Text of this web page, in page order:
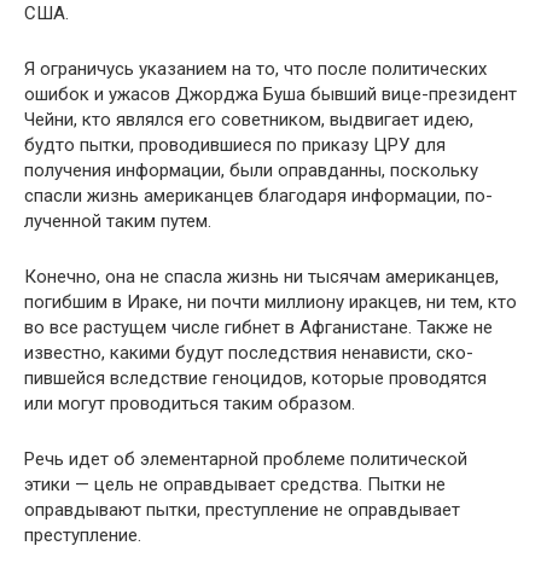
США.
Я ограничусь указанием на то, что после политиче­ских
ошибок и ужасов Джорджа Буша бывший вице-пре­зидент
Чейни, кто являлся его советником, выдвигает идею,
будто пытки, проводившиеся по приказу ЦРУ для
получения информации, были оправданны, поскольку
спасли жизнь американцев благодаря информации, по­
лученной таким путем.
Конечно, она не спасла жизнь ни тысячам американ­цев,
погибшим в Ираке, ни почти миллиону иракцев, ни тем, кто
во все растущем числе гибнет в Афганистане. Так­же не
известно, какими будут последствия ненависти, ско­
пившейся вследствие геноцидов, которые проводятся
или могут проводиться таким образом.
Речь идет об элементарной проблеме политической
этики — цель не оправдывает средства. Пытки не
оправды­вают пытки, преступление не оправдывает
преступление.